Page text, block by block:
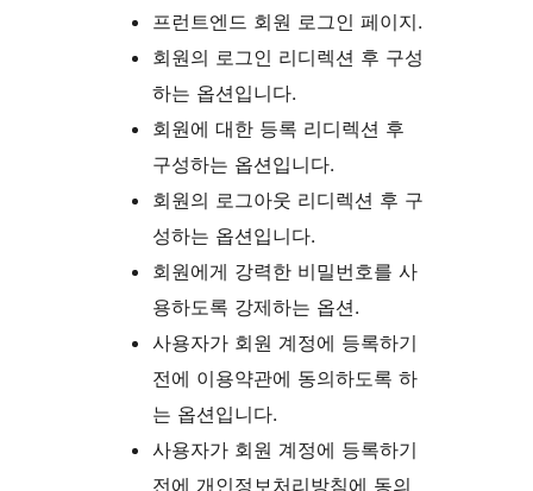
프런트엔드 회원 로그인 페이지.
회원의 로그인 리디렉션 후 구성
하는 옵션입니다.
회원에 대한 등록 리디렉션 후
구성하는 옵션입니다.
회원의 로그아웃 리디렉션 후 구
성하는 옵션입니다.
회원에게 강력한 비밀번호를 사
용하도록 강제하는 옵션.
사용자가 회원 계정에 등록하기
전에 이용약관에 동의하도록 하
는 옵션입니다.
사용자가 회원 계정에 등록하기
전에 개인정보처리방침에 동의